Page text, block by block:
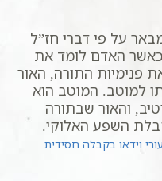
על פי דברי חז”ל
האדם לומד את
פנימיות התורה, האור
למוטב. המוטב הוא
והאור שבתורה
השפע האלוקי.
וידאו בקבלה חסידית